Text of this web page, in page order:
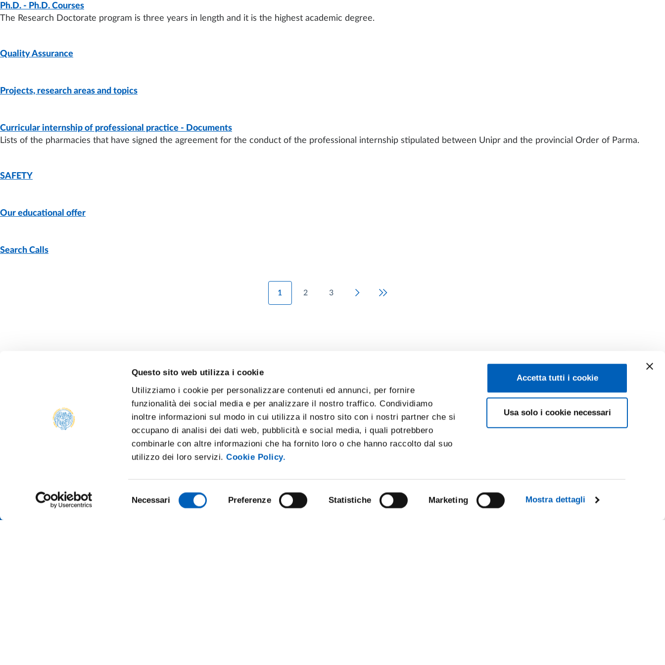
Questo sito web utilizza i cookie
Utilizziamo i cookie per personalizzare contenuti ed annunci, per fornire
funzionalità dei social media e per analizzare il nostro traffico. Condividiamo
inoltre informazioni sul modo in cui utilizza il nostro sito con i nostri partner che si
occupano di analisi dei dati web, pubblicità e social media, i quali potrebbero
combinarle con altre informazioni che ha fornito loro o che hanno raccolto dal suo
utilizzo dei loro servizi.Cookie Policy.
del
Necessari Preferenze Statistiche Marketing Mostra dettagli
Accetta tutti i cookie
Usa solo i cookie necessari
PAGE- LAST UPDATE:20/10/2025
Ph.D. - Ph.D. Courses
The Research Doctorate program is three years in length and it is the highest academic degree.
PAGE- LAST UPDATE:10/10/2025
Quality Assurance
PAGE- LAST UPDATE:15/09/2025
Projects, research areas and topics
DOCUMENT- LAST UPDATE:23/07/2026
Curricular internship of professional practice - Documents
Lists of the pharmacies that have signed the agreement for the conduct of the professional internship stipulated between Unipr and the provincial Order of Parma.
PAGE- LAST UPDATE:
SAFETY
PAGE- LAST UPDATE:12/01/2024
Our educational offer
PAGE- LAST UPDATE:
Search Calls
1 2 3
Next pageLast page